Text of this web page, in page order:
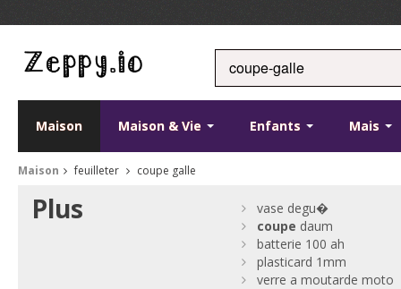
Maison Maison & Vie Enfants Mais
Maison feuilleter coupe galle
Plus
vase degu�
coupe daum
batterie 100 ah
plasticard 1mm
verre a moutarde moto